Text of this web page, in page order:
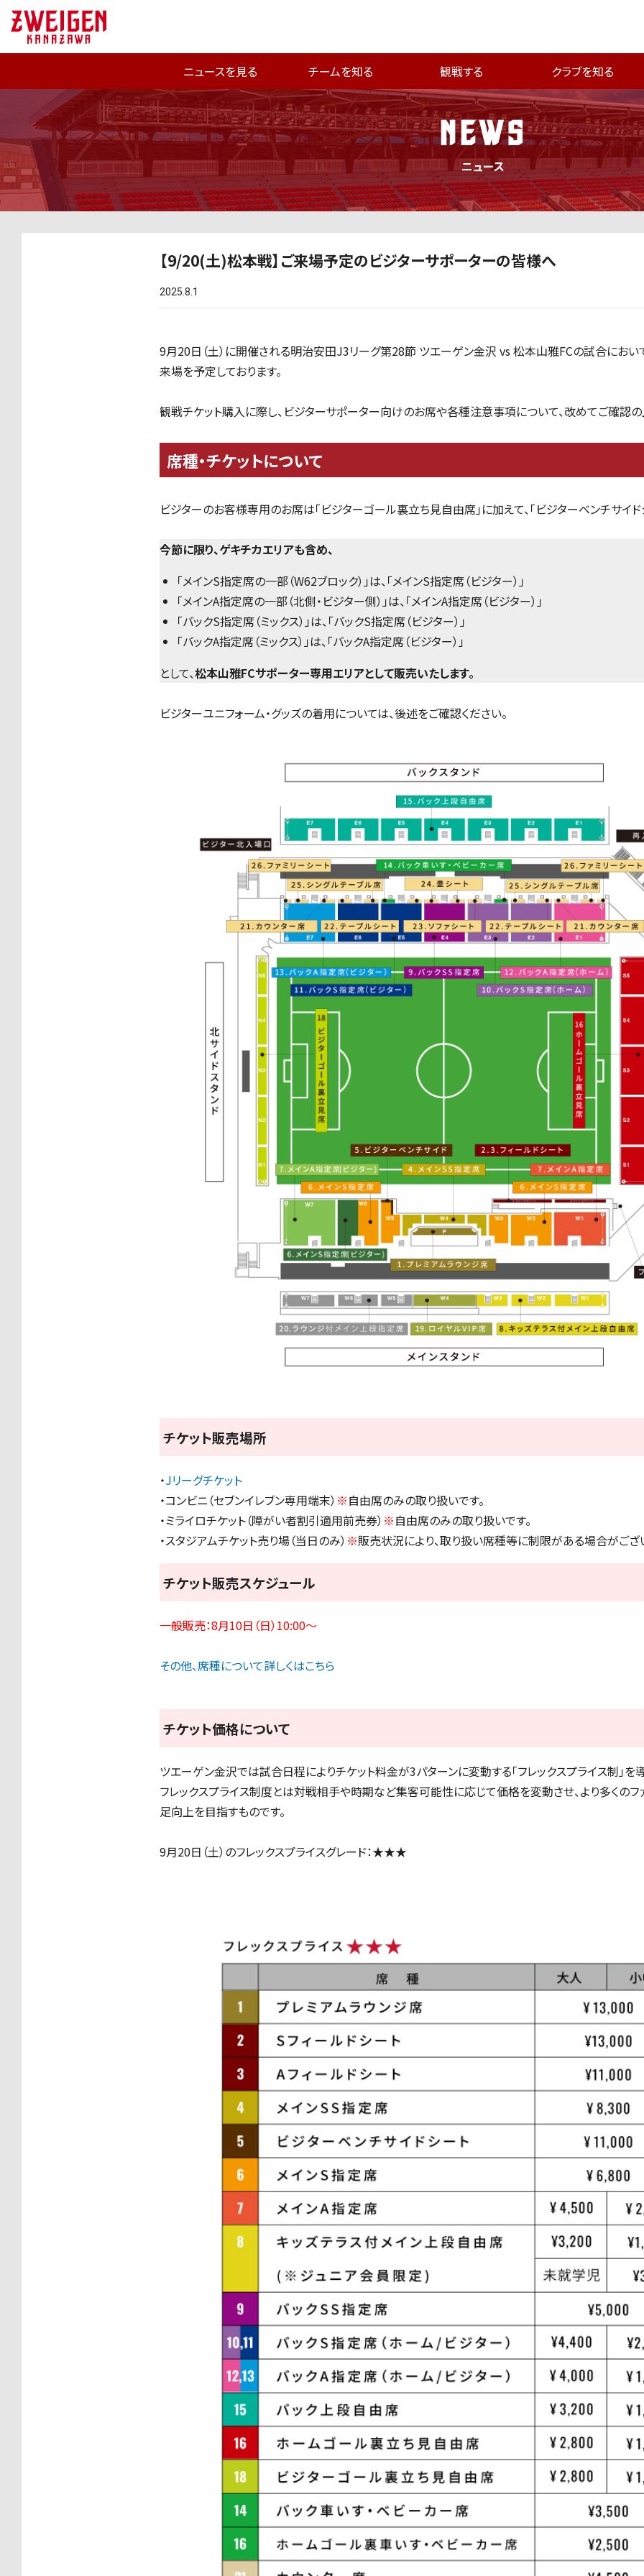
ニュースを見る チームを知る 観戦する クラブを知る
NEWS
ニュース
【9/20(土)松本戦】ご来場予定のビジターサポーターの皆様へ
2025.8.1
9月20日（土）に開催される明治安田J3リーグ第28節 ツエーゲン金沢 vs 松本山雅FCの試合におい
来場を予定しております。
観戦チケット購入に際し、ビジターサポーター向けのお席や各種注意事項について、改めてご確認の
席種・チケットについて
ビジターのお客様専用のお席は「ビジターゴール裏立ち見自由席」に加えて、「ビジターベンチサイド
今節に限り、ゲキチカエリアも含め、
「メインS指定席の一部（W62ブロック）」は、「メインS指定席（ビジター）」
「メインA指定席の一部（北側・ビジター側）」は、「メインA指定席（ビジター）」
「バックS指定席（ミックス）」は、「バックS指定席（ビジター）」
「バックA指定席（ミックス）」は、「バックA指定席（ビジター）」
として、松本山雅FCサポーター専用エリアとして販売いたします。
ビジターユニフォーム・グッズの着用については、後述をご確認ください。
チケット販売場所
・Jリーグチケット
・コンビニ（セブンイレブン専用端末） ※自由席のみの取り扱いです。
・ミライロチケット（障がい者割引適用前売券） ※自由席のみの取り扱いです。
・スタジアムチケット売り場（当日のみ） ※販売状況により、取り扱い席種等に制限がある場合がござ
チケット販売スケジュール
一般販売：8月10日（日）10:00〜
その他、席種について詳しくはこちら
チケット価格について
ツエーゲン金沢では試合日程によりチケット料金が3パターンに変動する「フレックスプライス制」を
フレックスプライス制度とは対戦相手や時期など集客可能性に応じて価格を変動させ、より多くの
足向上を目指すものです。
9月20日（土）のフレックスプライスグレード：★★★